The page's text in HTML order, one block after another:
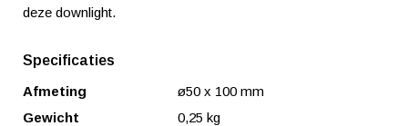
deze downlight.
Specificaties
Afmeting
ø50 x 100 mm
Gewicht
0,25 kg